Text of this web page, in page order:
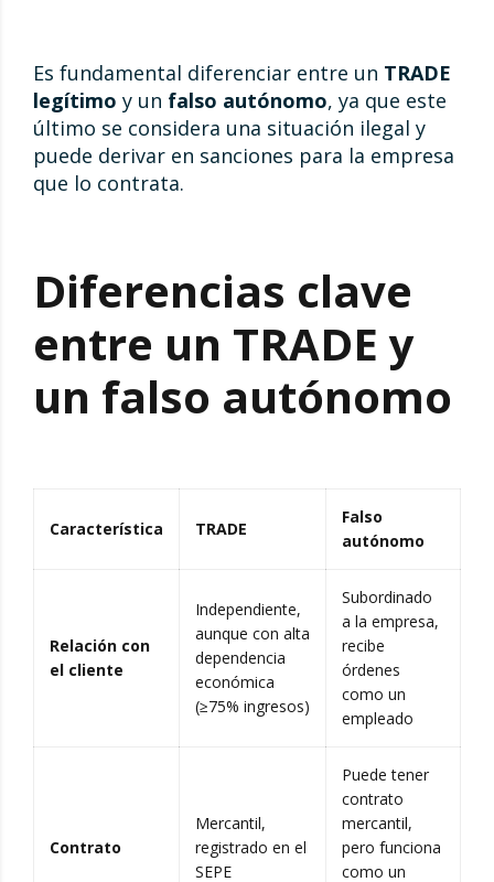
Es fundamental diferenciar entre un TRADE
legítimo y un falso autónomo, ya que este
último se considera una situación ilegal y
puede derivar en sanciones para la empresa
que lo contrata.
Diferencias clave
entre un TRADE y
un falso autónomo
Característica TRADE
Falso
autónomo
Relación con
el cliente
Independiente,
aunque con alta
dependencia
económica
(≥75% ingresos)
Subordinado
a la empresa,
recibe
órdenes
como un
empleado
Contrato
Mercantil,
registrado en el
SEPE
Puede tener
contrato
mercantil,
pero funciona
como un